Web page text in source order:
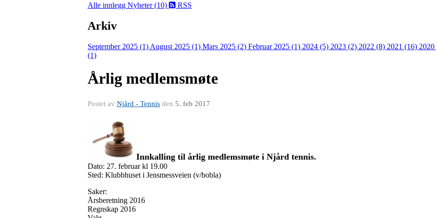
Alle innlegg Nyheter (10) RSS
Arkiv
September 2025 (1) August 2025 (1) Mars 2025 (2) Februar 2025 (1) 2024 (5) 2023 (2) 2022 (8) 2021 (16)
(1)
Årlig medlemsmøte
Postet av Njård - Tennis den 5. feb 2017
Innkalling til årlig medlemsmøte i Njård tennis.
Dato: 27. februar kl 19.00
Sted: Klubbhuset i Jensmessveien (v/bobla)
Saker:
Årsberetning 2016
Regnskap 2016